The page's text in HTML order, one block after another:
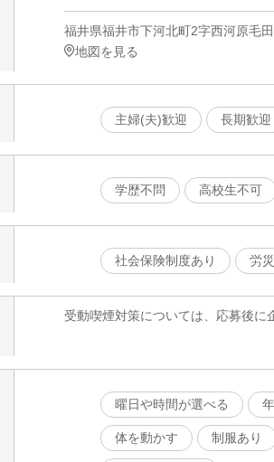
福井県福井市下河北町2字西河原毛
地図を見る
主婦(夫)歓迎
長期歓迎
学歴不問
高校生不可
社会保険制度あり
労
受動喫煙対策については、応募後に
曜日や時間が選べる
体を動かす 制服あり